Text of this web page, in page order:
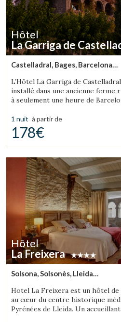
Hôtel
La Garriga de
Castelladral, Bages, Barcelona
L’Hôtel La Garriga de
installé dans une ancienne ferme
à seulement une heure de
1 nuit à partir de
178€
Hôtel
La Freixera
Solsona, Solsonès, Lleida
Hotel La Freixera est un hôtel de
au cœur du centre historique
Pyrénées de Lleida. Un